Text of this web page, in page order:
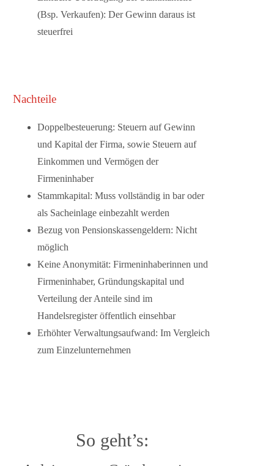
(Bsp. Verkaufen): Der Gewinn daraus ist
steuerfrei
Nachteile
Doppelbesteuerung: Steuern auf Gewinn
und Kapital der Firma, sowie Steuern auf
Einkommen und Vermögen der
Firmeninhaber
Stammkapital: Muss vollständig in bar oder
als Sacheinlage einbezahlt werden
Bezug von Pensionskassengeldern: Nicht
möglich
Keine Anonymität: Firmeninhaberinnen und
Firmeninhaber, Gründungskapital und
Verteilung der Anteile sind im
Handelsregister öffentlich einsehbar
Erhöhter Verwaltungsaufwand: Im Vergleich
zum Einzelunternehmen
So geht’s: